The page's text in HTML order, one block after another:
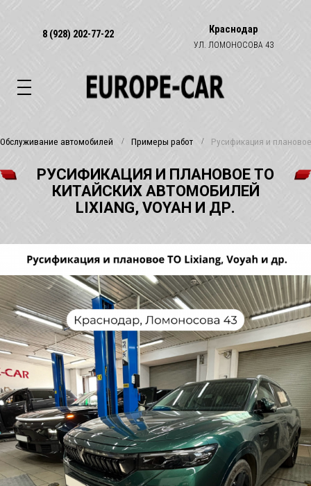
8 (928) 202-77-22 Краснодар
УЛ. ЛОМОНОСОВА 43
Обслуживание автомобилей Примеры работ Русификация и
РУСИФИКАЦИЯ И ПЛАНОВОЕ ТО
КИТАЙСКИХ АВТОМОБИЛЕЙ
LIXIANG, VOYAH И ДР.